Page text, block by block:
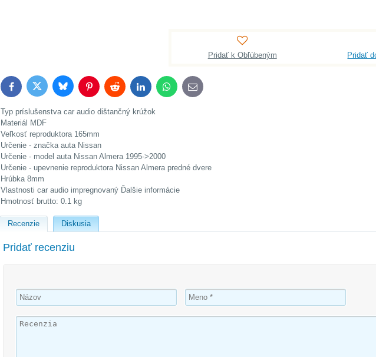
Pridať k Obľúbeným Pridať
FacebookTwitter BlueskyPinterestReddit LinkedInWhatsApp
E-
mail
Typ príslušenstva car audio dištančný krúžok
Materiál MDF
Veľkosť reproduktora 165mm
Určenie - značka auta Nissan
Určenie - model auta Nissan Almera 1995->2000
Určenie - upevnenie reproduktora Nissan Almera predné dvere
Hrúbka 8mm
Vlastnosti car audio impregnovaný Ďalšie informácie
Hmotnosť brutto: 0.1 kg
Recenzie Diskusia
Pridať recenziu